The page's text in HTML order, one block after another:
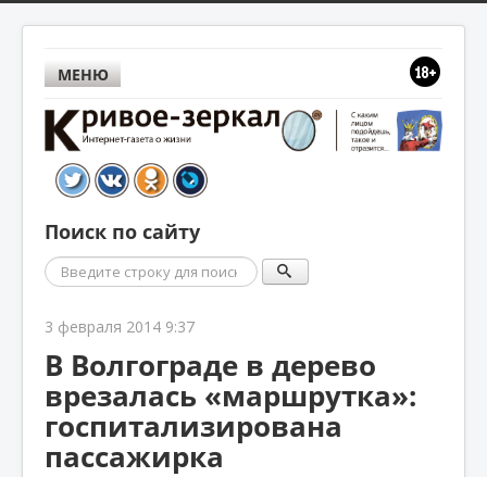
МЕНЮ
Поиск по сайту
Поиск
3 февраля 2014 9:37
В Волгограде в дерево
врезалась «маршрутка»:
госпитализирована
пассажирка